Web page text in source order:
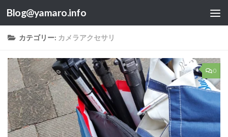
コンテンツへスキップ
Blog@yamaro.info
カテゴリー: カメラアクセサリ
0